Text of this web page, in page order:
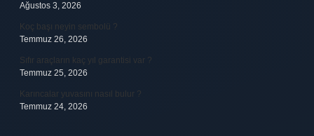
Ağustos 3, 2026
Koç başı neyin sembolü ?
Temmuz 26, 2026
Sıfır araçların kaç yıl garantisi var ?
Temmuz 25, 2026
Karıncalar yuvasını nasıl bulur ?
Temmuz 24, 2026